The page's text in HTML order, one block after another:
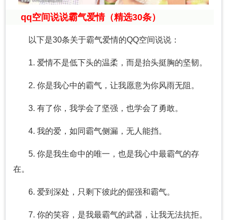
qq空间说说霸气爱情（精选30条）
以下是30条关于霸气爱情的QQ空间说说：
1. 爱情不是低下头的温柔，而是抬头挺胸的坚韧。
2. 你是我心中的霸气，让我愿意为你风雨无阻。
3. 有了你，我学会了坚强，也学会了勇敢。
4. 我的爱，如同霸气侧漏，无人能挡。
5. 你是我生命中的唯一，也是我心中最霸气的存
在。
6. 爱到深处，只剩下彼此的倔强和霸气。
7. 你的笑容，是我最霸气的武器，让我无法抗拒。